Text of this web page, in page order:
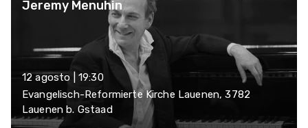
Jeremy Menuhin
12 agosto | 19:30
Evangelisch-Reformierte Kirche Lauenen, 3782
Lauenen b. Gstaad